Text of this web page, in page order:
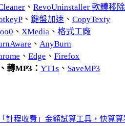
、 RevoUninstaller 軟體移
、 鍵盤加速、 CopyTexty
、 XMedia、 格式工廠
、 AnyBurn
、 Edge 、 Firefox
轉MP3： YT1s 、 SaveMP3
計程收費」金額試算工具，快算算